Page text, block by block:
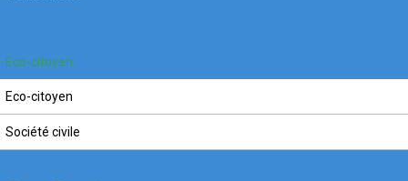
Eco-citoyen
Eco-citoyen
Société civile